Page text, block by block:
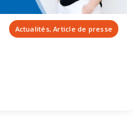
Actualités, Article de presse